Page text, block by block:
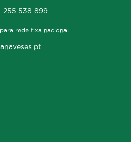
255 538 899
rede fixa nacional